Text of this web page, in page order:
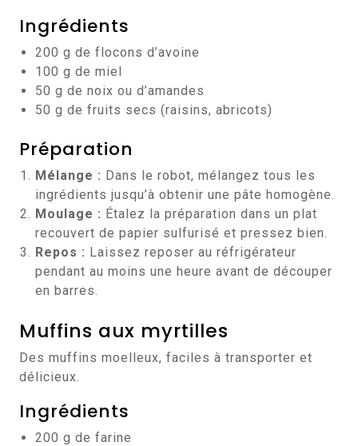
Ingrédients
200 g de flocons d’avoine
100 g de miel
50 g de noix ou d’amandes
50 g de fruits secs (raisins, abricots)
Préparation
Mélange : Dans le robot, mélangez tous les
ingrédients jusqu’à obtenir une pâte homogène.
Moulage : Étalez la préparation dans un plat
recouvert de papier sulfurisé et pressez bien.
Repos : Laissez reposer au réfrigérateur
pendant au moins une heure avant de découper
en barres.
Muffins aux myrtilles
Des muffins moelleux, faciles à transporter et
délicieux.
Ingrédients
200 g de farine